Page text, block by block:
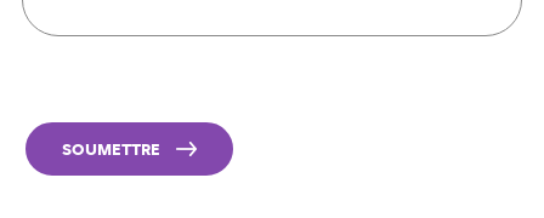
SOUMETTRE